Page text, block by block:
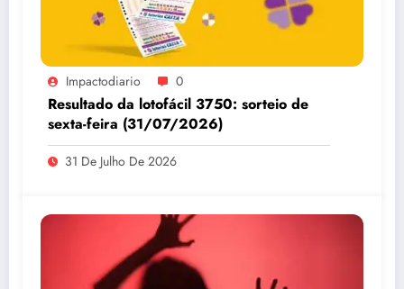
Impactodiario 0
Resultado da lotofácil 3750: sorteio de
sexta-feira (31/07/2026)
31 De Julho De 2026